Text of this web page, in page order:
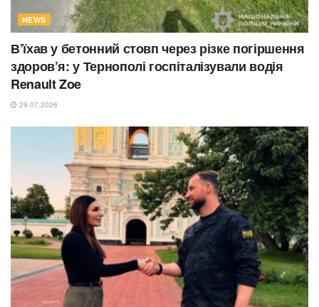
NEWS
В’їхав у бетонний стовп через різке погіршення
здоров’я: у Тернополі госпіталізували водія
Renault Zoe
29.07.2026